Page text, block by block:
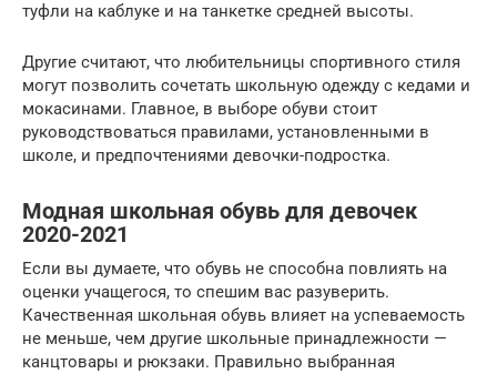
туфли на каблуке и на танкетке средней высоты.
Другие считают, что любительницы спортивного стиля
могут позволить сочетать школьную одежду с кедами и
мокасинами. Главное, в выборе обуви стоит
руководствоваться правилами, установленными в
школе, и предпочтениями девочки-подростка.
Модная школьная обувь для девочек
2020-2021
Если вы думаете, что обувь не способна повлиять на
оценки учащегося, то спешим вас разуверить.
Качественная школьная обувь влияет на успеваемость
не меньше, чем другие школьные принадлежности —
канцтовары и рюкзаки. Правильно выбранная